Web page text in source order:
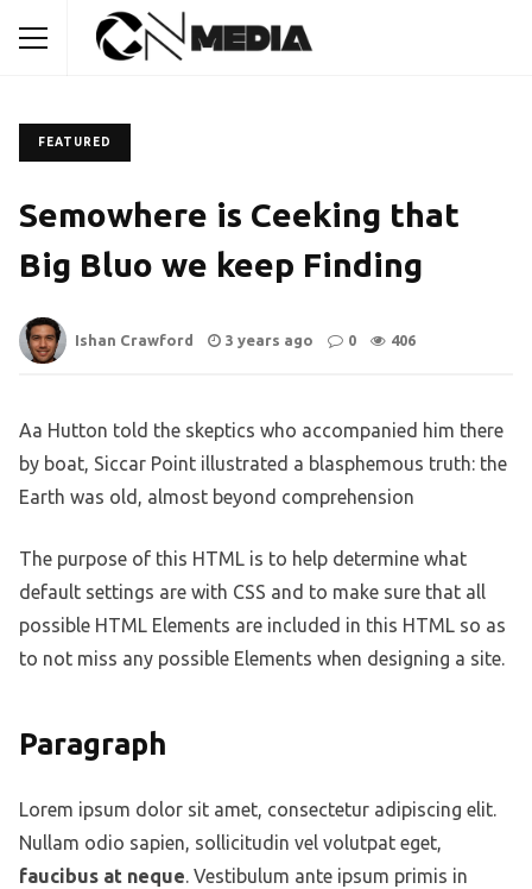
FEATURED
Semowhere is Ceeking that
Big Bluo we keep Finding
Ishan Crawford 3 years ago 0 406
Aa Hutton told the skeptics who accompanied him there
by boat, Siccar Point illustrated a blasphemous truth: the
Earth was old, almost beyond comprehension
The purpose of this HTML is to help determine what
default settings are with CSS and to make sure that all
possible HTML Elements are included in this HTML so as
to not miss any possible Elements when designing a site.
Paragraph
Lorem ipsum dolor sit amet, consectetur adipiscing elit.
Nullam odio sapien, sollicitudin vel volutpat eget,
faucibus at neque. Vestibulum ante ipsum primis in